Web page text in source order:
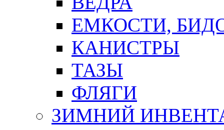
ЕМКОСТИ,
КАНИСТРЫ
ТАЗЫ
ФЛЯГИ
ЗИМНИЙ